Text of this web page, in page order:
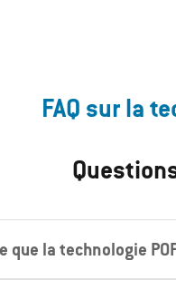
FAQ sur la
que la technologie